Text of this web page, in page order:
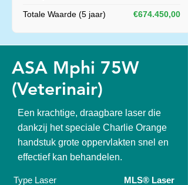
Totale Waarde (5 jaar) €674.450,00
ASA Mphi 75W
(Veterinair)
Een krachtige, draagbare laser die
dankzij het speciale Charlie Orange
handstuk grote oppervlakten snel en
effectief kan behandelen.
Type Laser
MLS® Laser